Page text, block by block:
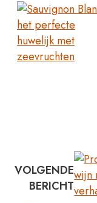
VOLGENDE
BERICHT